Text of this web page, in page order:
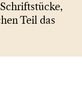
Teil das